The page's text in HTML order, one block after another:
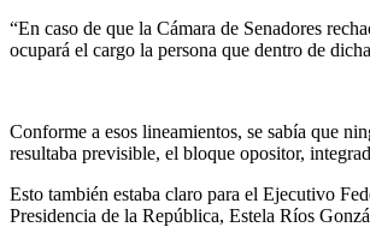
“En caso de que la Cámara de Senadores
ocupará el cargo la persona que dentro de
Conforme a esos lineamientos, se sabía que
resultaba previsible, el bloque opositor,
Esto también estaba claro para el Ejecutivo
Presidencia de la República, Estela Ríos